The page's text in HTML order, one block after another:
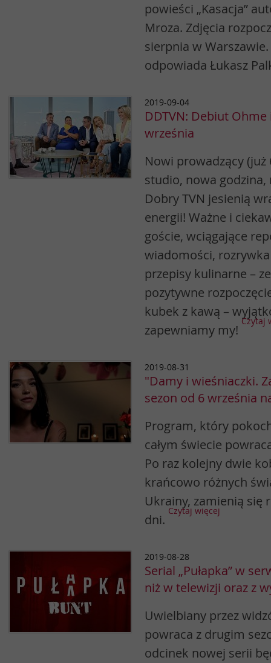
powieści „Kasacja”
Mroza. Zdjęcia
sierpnia w
odpowiada Łukasz
2019-09-04
DDTVN: Debiut Ohme
września
Nowi prowadzący
studio, nowa
Dobry TVN jesienią
energii! Ważne i
goście, wciągające
wiadomości,
przepisy kulinarne –
pozytywne
kubek z kawą –
zapewniamy my!
Czytaj
2019-08-31
"Damy i wieśniaczki.
sezon od 6 września
Program, który
całym świecie
Po raz kolejny dwie
krańcowo różnych
Ukrainy, zamienią się
dni.
Czytaj więcej
2019-08-28
Serial „Pułapka” w
niż w telewizji oraz z
Uwielbiany przez
powraca z drugim
odcinek nowej serii